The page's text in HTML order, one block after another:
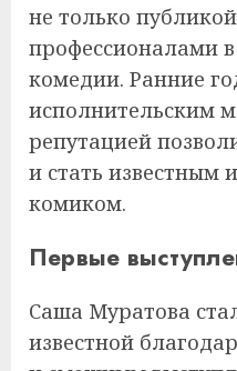
не только
профессионалами
комедии. Ранние
исполнительским
репутацией
и стать известным
комиком.
Первые
Саша Муратова
известной